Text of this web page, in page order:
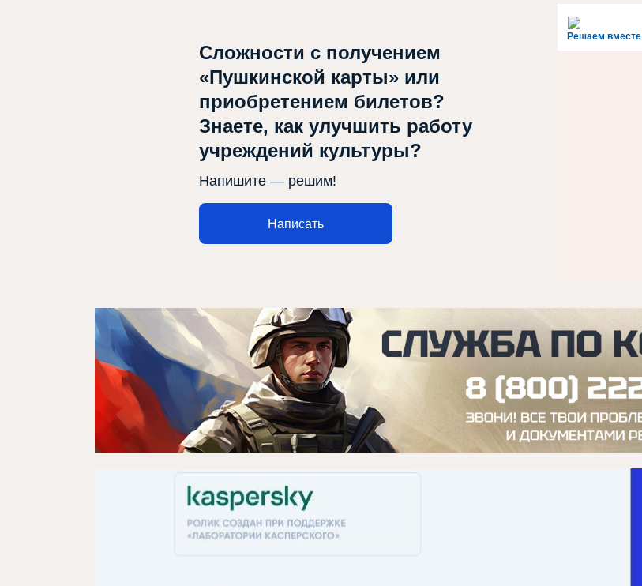
Театр турында
Элемтә
Решаем вместе
Сложности с получением
«Пушкинской карты» или
приобретением билетов?
Знаете, как улучшить работу
учреждений культуры?
Напишите — решим!
Написать